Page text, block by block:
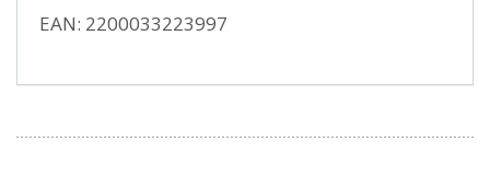
EAN: 2200033223997